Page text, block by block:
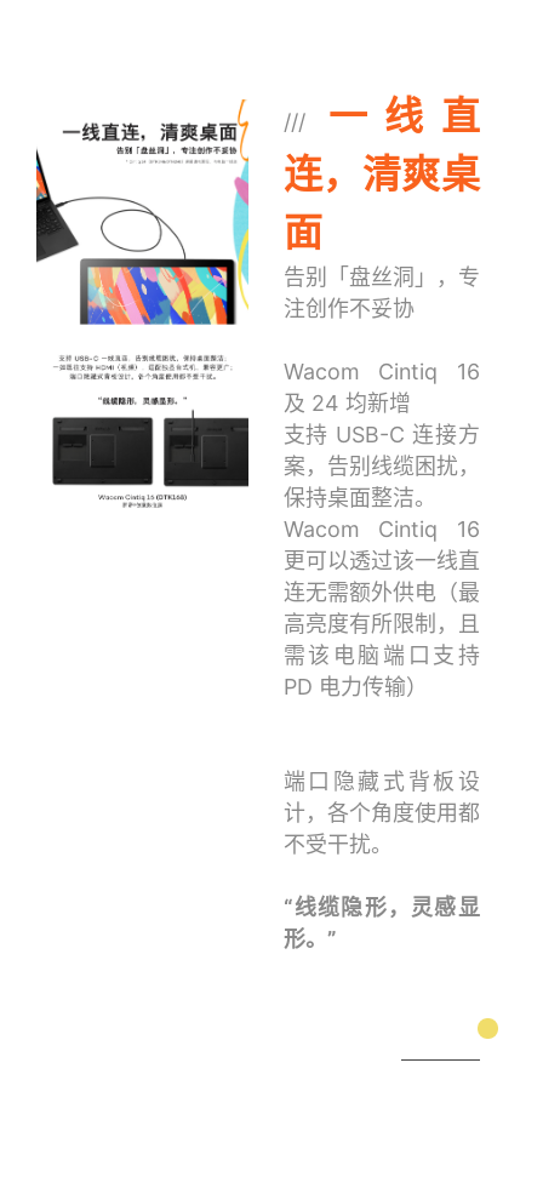
/// 一线直
连，清爽桌
面
告别「盘丝洞」，专
注创作不妥协
Wacom Cintiq 16
及 24 均新增
支持 USB-C 连接方
案，告别线缆困扰，
保持桌面整洁。
Wacom Cintiq 16
更可以透过该一线直
连无需额外供电（最
高亮度有所限制，且
需该电脑端口支持
PD 电力传输）
端口隐藏式背板设
计，各个角度使用都
不受干扰。
“线缆隐形，灵感显
形。”